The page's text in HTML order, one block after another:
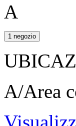
A
1 negozio
A/Area